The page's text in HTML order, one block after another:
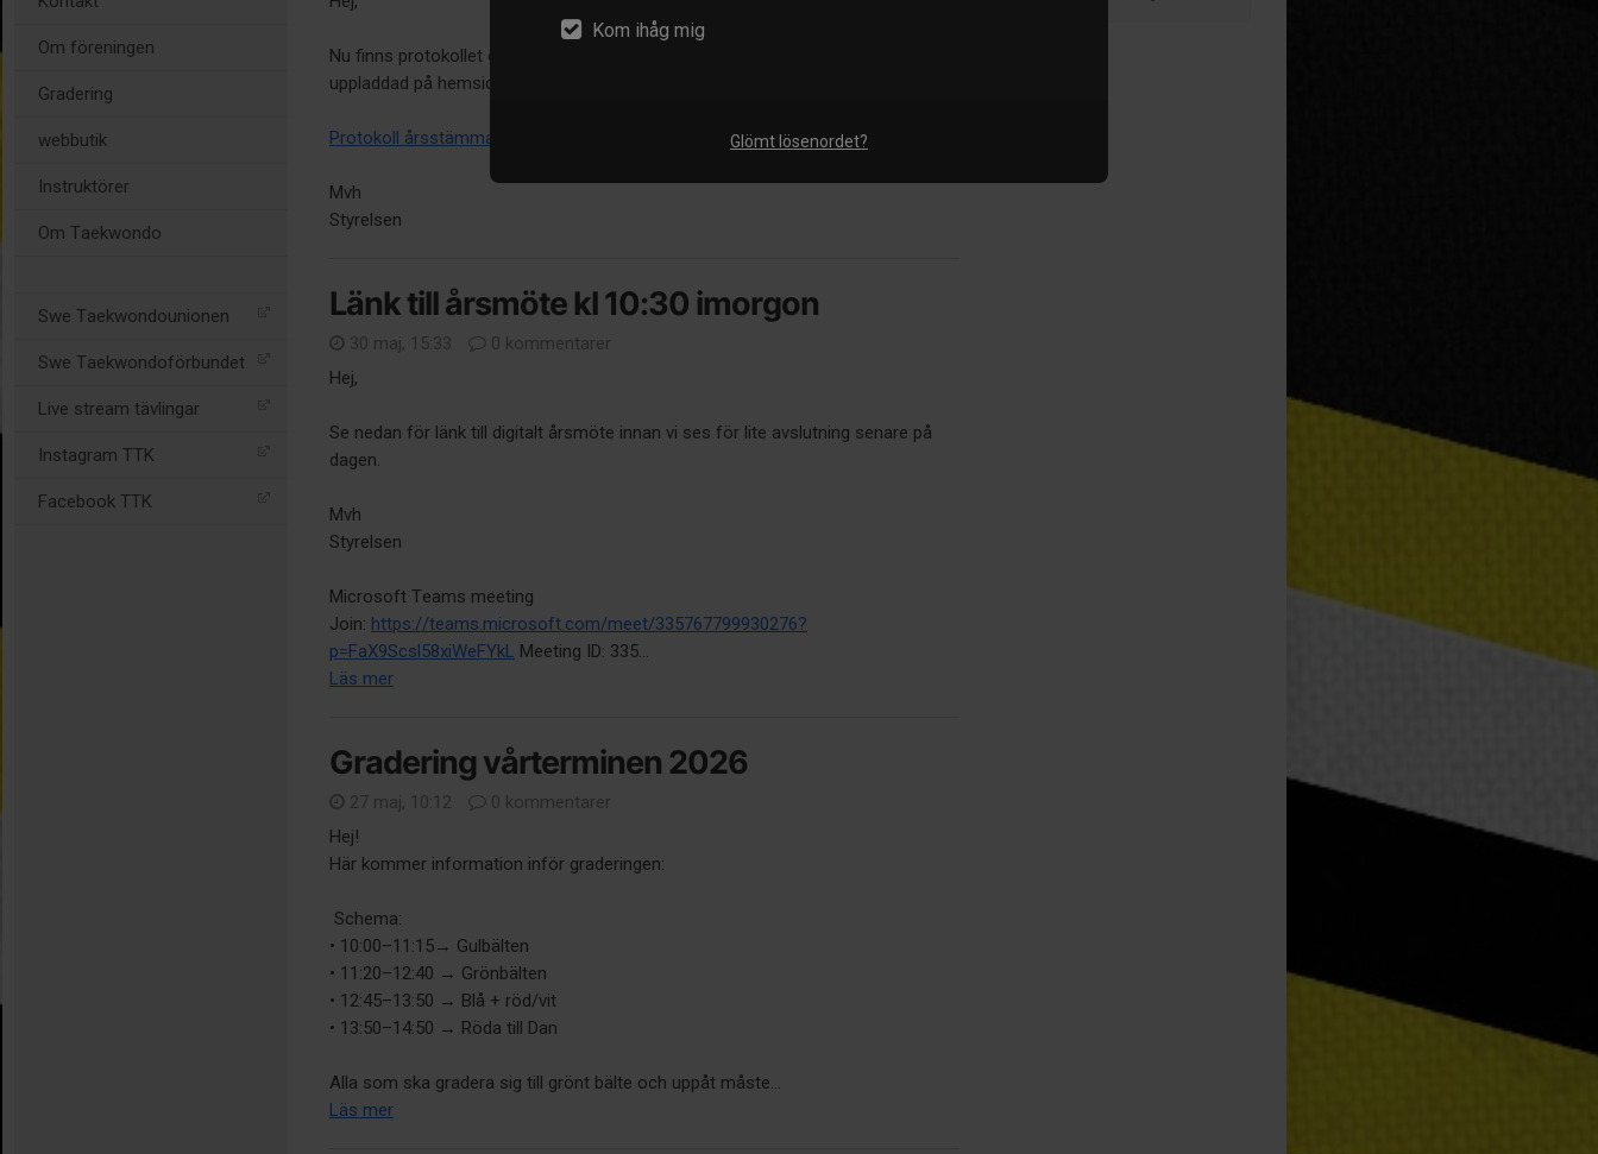
Kom ihåg mig
Glömt lösenordet?
Om föreningen
Gradering
webbutik
Instruktörer
Om Taekwondo
Swe Taekwondounionen
Swe Taekwondoförbundet
Live stream tävlingar
Instagram TTK
Facebook TTK
Nu finns protokollet och verksamhetsberättelsen från föreningens årsstämma
uppladdad på hemsidan för den som vill ta del av innehållet.
Protokoll årsstämma
Mvh
Styrelsen
Länk till årsmöte kl 10:30 imorgon
30 maj, 15:33
0 kommentarer
Hej,
Se nedan för länk till digitalt årsmöte innan vi ses för lite avslutning senare på
dagen.
Mvh
Styrelsen
Microsoft Teams meeting
Join: https://teams.microsoft.com/meet/335767799930276?
p=FaX9Scsl58xiWeFYkL Meeting ID: 335...
Läs mer
Gradering vårterminen 2026
27 maj, 10:12
0 kommentarer
Hej!
Här kommer information inför graderingen:
Schema:
• 10:00–11:15→ Gulbälten
• 11:20–12:40 → Grönbälten
• 12:45–13:50 → Blå + röd/vit
• 13:50–14:50 → Röda till Dan
Alla som ska gradera sig till grönt bälte och uppåt måste...
Läs mer